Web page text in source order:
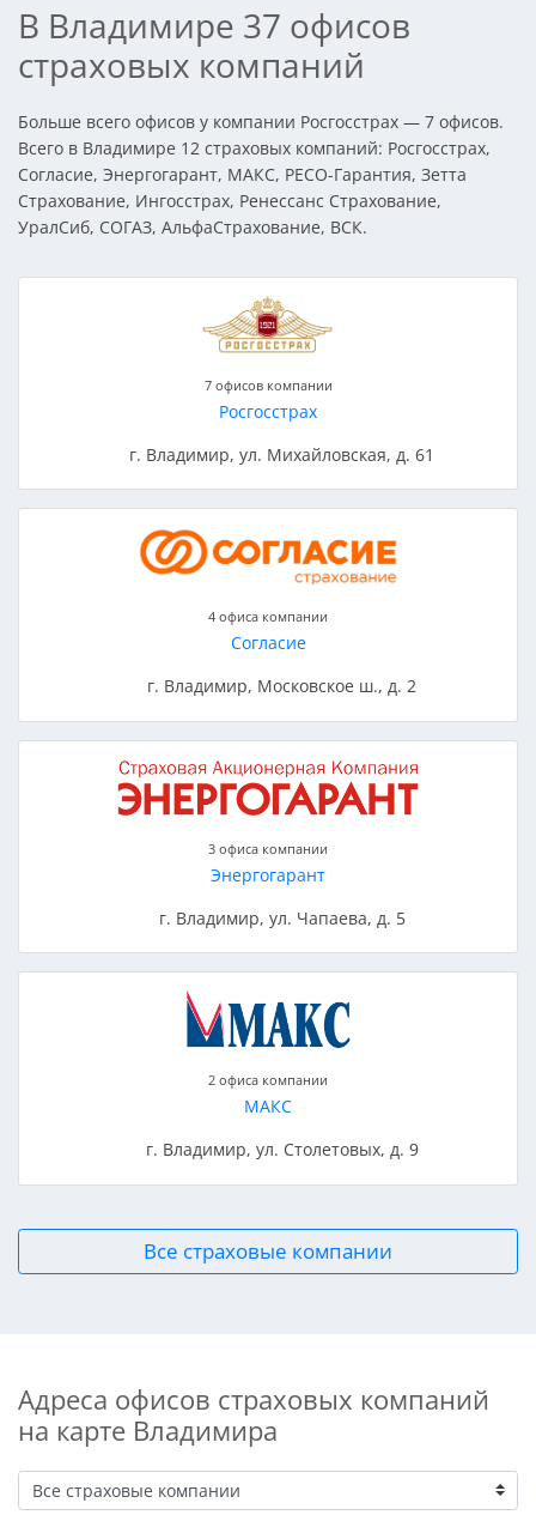
В Владимире 37 офисов
страховых компаний
Больше всего офисов у компании Росгосстрах — 7 офисов.
Всего в Владимире 12 страховых компаний: Росгосстрах,
Согласие, Энергогарант, МАКС, РЕСО-Гарантия, Зетта
Страхование, Ингосстрах, Ренессанс Страхование,
УралСиб, СОГАЗ, АльфаСтрахование, ВСК.
7 офисов компании
Росгосстрах
г. Владимир, ул. Михайловская, д. 61
4 офиса компании
Согласие
г. Владимир, Московское ш., д. 2
3 офиса компании
Энергогарант
г. Владимир, ул. Чапаева, д. 5
2 офиса компании
МАКС
г. Владимир, ул. Столетовых, д. 9
Все страховые компании
Адреса офисов страховых компаний
на карте Владимира